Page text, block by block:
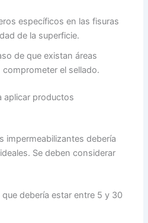
específicos en las fisuras
de la superficie.
de que existan áreas
el sellado.
aplicar productos
impermeabilizantes debería
Se deben considerar
debería estar entre 5 y 30